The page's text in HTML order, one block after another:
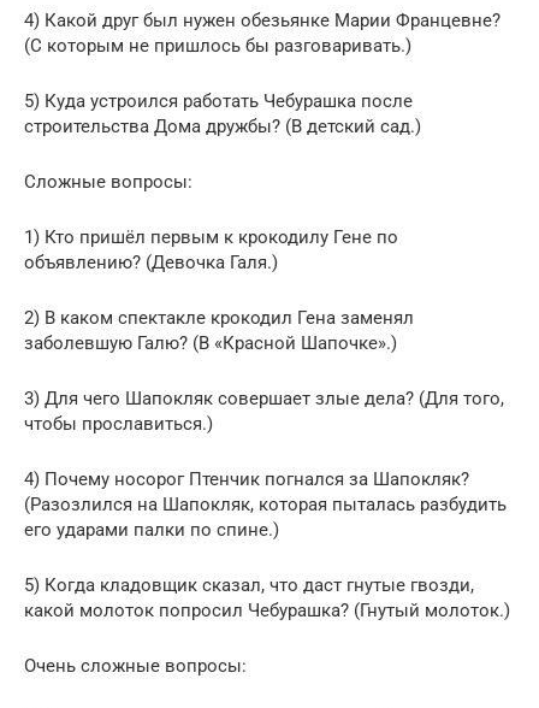
4) Какой друг был нужен обезьянке Марии Францевне?
(С которым не пришлось бы разговаривать.)
5) Куда устроился работать Чебурашка после
строительства Дома дружбы? (В детский сад.)
Сложные вопросы:
1) Кто пришёл первым к крокодилу Гене по
объявлению? (Девочка Галя.)
2) В каком спектакле крокодил Гена заменял
заболевшую Галю? (В «Красной Шапочке».)
3) Для чего Шапокляк совершает злые дела? (Для того,
чтобы прославиться.)
4) Почему носорог Птенчик погнался за Шапокляк?
(Разозлился на Шапокляк, которая пыталась разбудить
его ударами палки по спине.)
5) Когда кладовщик сказал, что даст гнутые гвозди,
какой молоток попросил Чебурашка? (Гнутый молоток.)
Очень сложные вопросы: